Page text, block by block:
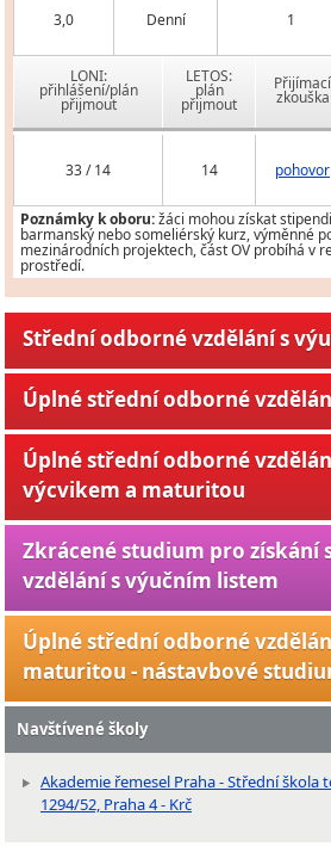
3,0 Denní 1
LONI:
přihlášení/plán
přijmout
LETOS:
plán
přijmout
Přijímací
zkouška
33 / 14 14 pohovor
Poznámky k oboru:žáci mohou získat
barmanský nebo someliérský kurz, výměnné
mezinárodních projektech, část OV probíhá v
prostředí.
Střední odborné vzdělání s
Úplné střední odborné
Úplné střední odborné
výcvikem a maturitou
Zkrácené studium pro získání
vzdělání s výučním listem
Úplné střední odborné
maturitou - nástavbové
Navštívené školy
Akademie řemesel Praha - Střední škola
1294/52, Praha 4 - Krč